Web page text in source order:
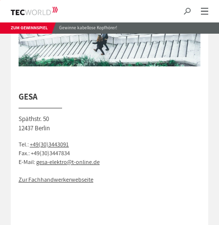
ZUM GEWINNSPIEL Gewinne kabellose Kopfhörer!
GESA
Späthstr. 50
12437 Berlin
Tel.:+49(30)3443091
Fax.: +49(30)3447834
E-Mail:gesa-elektro@t-online.de
Zur Fachhandwerkerwebseite